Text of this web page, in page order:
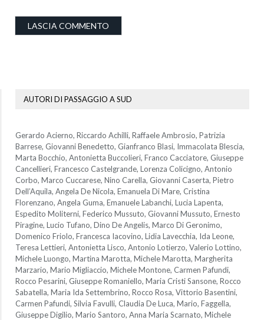
AUTORI DI PASSAGGIO A SUD
Gerardo Acierno, Riccardo Achilli, Raffaele Ambrosio, Patrizia
Barrese, Giovanni Benedetto, Gianfranco Blasi, Immacolata Blescia,
Marta Bocchio, Antonietta Buccolieri, Franco Cacciatore, Giuseppe
Cancellieri, Francesco Castelgrande, Lorenza Colicigno, Antonio
Corbo, Marco Cuccarese, Nino Carella, Giovanni Caserta, Pietro
Dell’Aquila, Angela De Nicola, Emanuela Di Mare, Cristina
Florenzano, Angela Guma, Emanuele Labanchi, Lucia Lapenta,
Espedito Moliterni, Federico Mussuto, Giovanni Mussuto, Ernesto
Piragine, Lucio Tufano, Dino De Angelis, Marco Di Geronimo,
Domenico Friolo, Francesca Iacovino, Lidia Lavecchia, Ida Leone,
Teresa Lettieri, Antonietta Lisco, Antonio Lotierzo, Valerio Lottino,
Michele Luongo, Martina Marotta, Michele Marotta, Margherita
Marzario, Mario Migliaccio, Michele Montone, Carmen Pafundi,
Rocco Pesarini, Giuseppe Romaniello, Maria Cristi Sansone, Rocco
Sabatella, Maria Ida Settembrino, Rocco Rosa, Vittorio Basentini,
Carmen Pafundi, Silvia Favulli, Claudia De Luca, Mario, Faggella,
Giuseppe Digilio, Mario Santoro, Anna Maria Scarnato, Michele